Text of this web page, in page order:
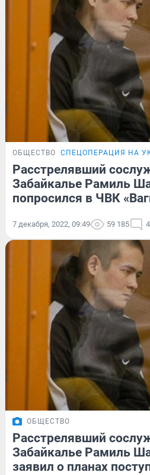
ОБЩЕСТВО СПЕЦОПЕРАЦИЯ НА
Расстрелявший
Забайкалье Рамиль
попросился в ЧВК
7 декабря, 2022, 09:49 59 185
ОБЩЕСТВО
Расстрелявший
Забайкалье Рамиль
заявил о планах